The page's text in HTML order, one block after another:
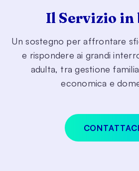
Il Servizio in
Un sostegno per affrontare
e rispondere ai grandi
adulta, tra gestione
economica e
CONTATTACI